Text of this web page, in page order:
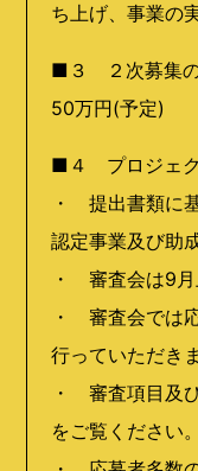
ち上げ、事業の
■３ ２次募集
50万円(予定)
■４ プロジェ
・ 提出書類に
認定事業及び助
・ 審査会は9月
・ 審査会では
行っていただき
・ 審査項目及
をご覧ください。